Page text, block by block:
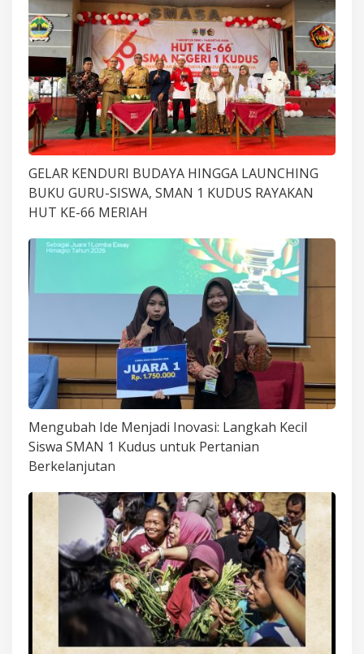
GELAR KENDURI BUDAYA HINGGA LAUNCHING
BUKU GURU-SISWA, SMAN 1 KUDUS RAYAKAN
HUT KE-66 MERIAH
Mengubah Ide Menjadi Inovasi: Langkah Kecil
Siswa SMAN 1 Kudus untuk Pertanian
Berkelanjutan